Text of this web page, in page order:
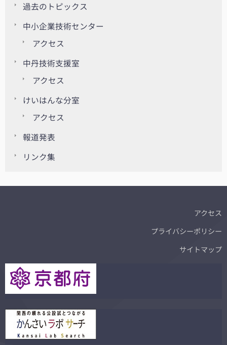
過去のトピックス
中小企業技術センター
アクセス
中丹技術支援室
アクセス
けいはんな分室
アクセス
報道発表
リンク集
アクセス
プライバシーポリシー
サイトマップ